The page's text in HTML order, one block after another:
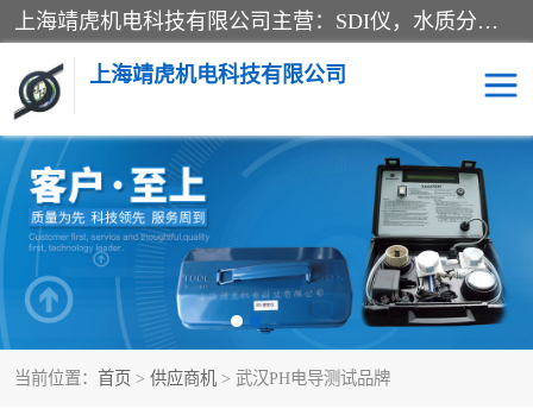
上海靖虎机电科技有限公司主营：SDI仪，水质分析仪，水质检测仪产品；上海靖虎机电科技有限公司在专业制造和研发等方面的强大的平台优势，利用自身在自动化仪表、自控系统及环保监测仪器的专长，以优良的技术，优越的产品质量和良好的服务质量与广大客户真诚合作。
上海靖虎机电科技有限公司
当前位置： 首页 > 供应商机 > 武汉PH电导测试品牌
SDI仪 过滤膜过滤纸
PH电导测试笔 水质分析仪
水质检测仪 电导测试笔
PH电导测试仪